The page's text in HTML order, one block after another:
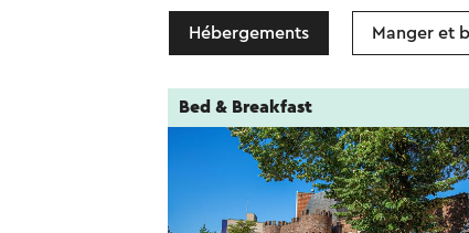
Hébergements Manger et
Bed & Breakfast